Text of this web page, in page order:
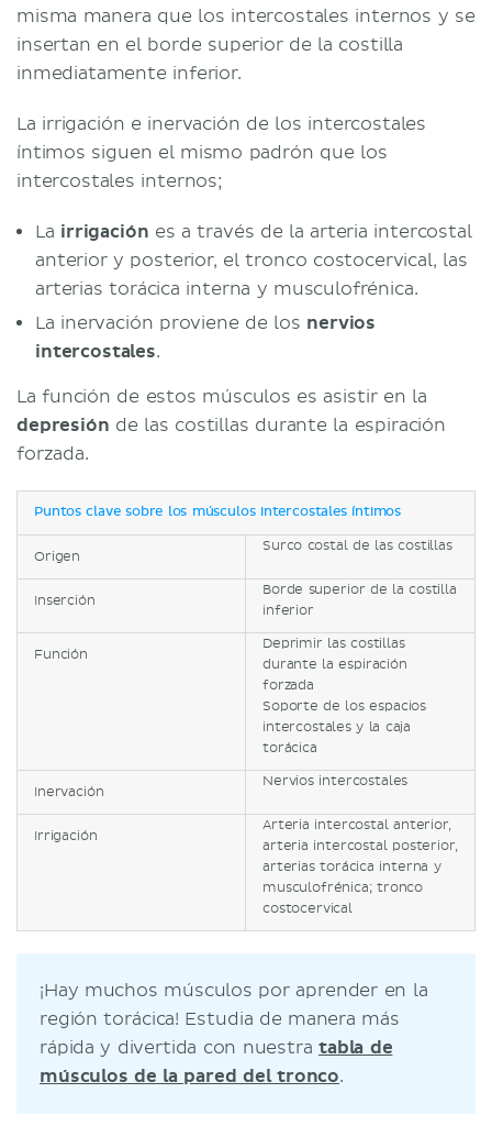
misma manera que los intercostales internos y se
insertan en el borde superior de la costilla
inmediatamente inferior.
La irrigación e inervación de los intercostales
íntimos siguen el mismo padrón que los
intercostales internos;
La irrigación es a través de la arteria intercostal
anterior y posterior, el tronco costocervical, las
arterias torácica interna y musculofrénica.
La inervación proviene de los nervios
intercostales.
La función de estos músculos es asistir en la
depresión de las costillas durante la espiración
forzada.
Puntos clave sobre los músculos intercostales íntimos
Origen
Surco costal de las costillas
Inserción
Borde superior de la costilla
inferior
Función
Deprimir las costillas
durante la espiración
forzada
Soporte de los espacios
intercostales y la caja
torácica
Inervación
Nervios intercostales
Irrigación
Arteria intercostal anterior,
arteria intercostal posterior,
arterias torácica interna y
musculofrénica; tronco
costocervical
¡Hay muchos músculos por aprender en la
región torácica! Estudia de manera más
rápida y divertida con nuestratabla de
músculos de la pared del tronco.